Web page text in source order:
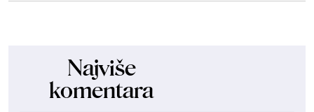
Najviše
komentara